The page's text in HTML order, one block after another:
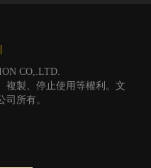
CO,.LTD.
複製、停止使用等權利。文
所有。